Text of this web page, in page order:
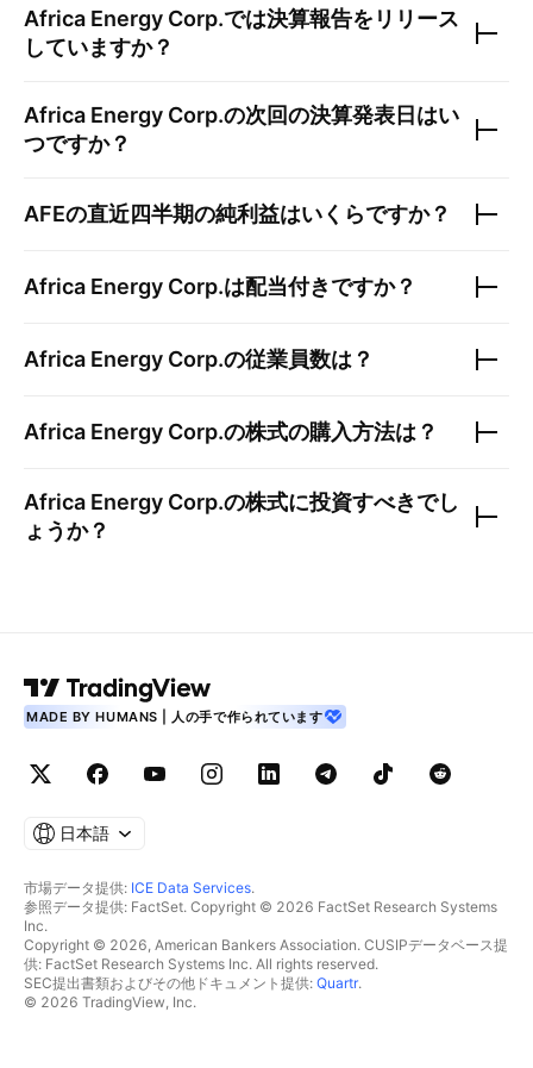
Africa Energy Corp.では決算報告をリリース
していますか？
Africa Energy Corp.の次回の決算発表日はい
つですか？
AFEの直近四半期の純利益はいくらですか？
Africa Energy Corp.は配当付きですか？
Africa Energy Corp.の従業員数は？
Africa Energy Corp.の株式の購入方法は？
Africa Energy Corp.の株式に投資すべきでし
ょうか？
MADE BY HUMANS | 人の手で作られています
日本語
市場データ提供: ICE Data Services.
参照データ提供: FactSet. Copyright © 2026 FactSet Research Systems
Inc.
Copyright © 2026, American Bankers Association. CUSIPデータベース提
供: FactSet Research Systems Inc. All rights reserved.
SEC提出書類およびその他ドキュメント提供: Quartr.
© 2026 TradingView, Inc.